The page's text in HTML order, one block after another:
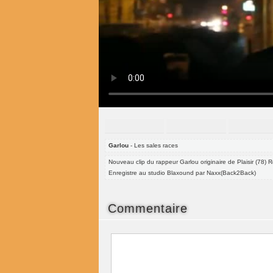
Garlou - Les sales races
Nouveau clip du rappeur Garlou originaire de Plaisir (78)
Enregistre au studio Blaxound par Naxx(Back2Back)
Commentaire